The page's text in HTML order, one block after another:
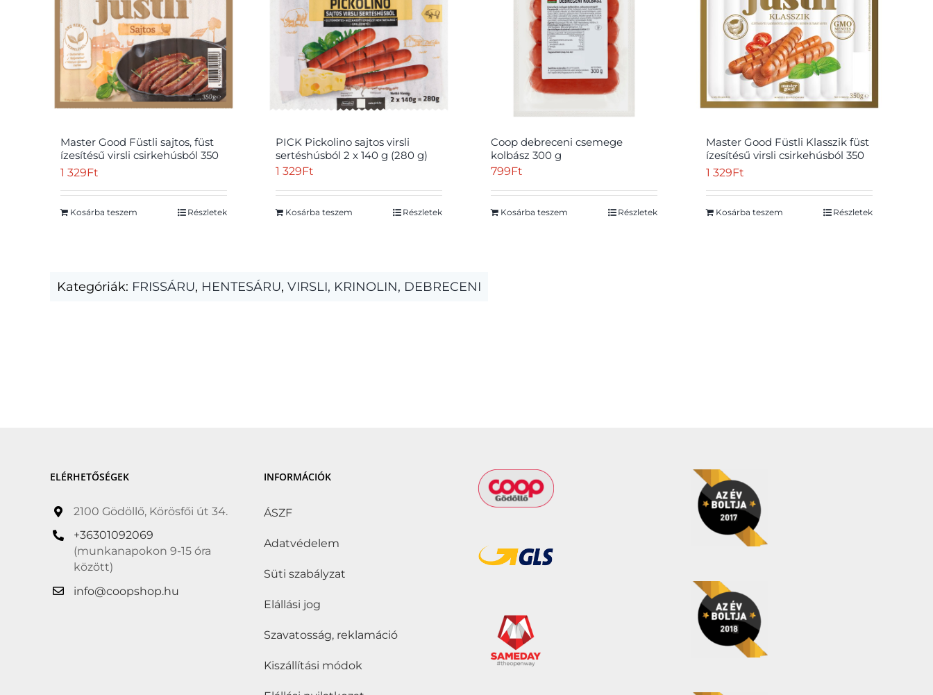
Master Good Füstli sajtos, füst
ízesítésű virsli csirkehúsból 350
g1 329Ft
Kosárba teszem Részletek
PICK Pickolino sajtos virsli
sertéshúsból 2 x 140 g (280 g)
1 329Ft
Kosárba teszem Részletek
Coop debreceni csemege
kolbász 300 g
799Ft
Kosárba teszem Részletek
Master Good Füstli Klasszik füst
ízesítésű virsli csirkehúsból 350
g1 329Ft
Kosárba teszem Részletek
Kategóriák: FRISSÁRU, HENTESÁRU, VIRSLI, KRINOLIN, DEBRECENI
ELÉRHETŐSÉGEK
2100 Gödöllő, Körösfői út 34.
+36301092069
(munkanapokon 9-15 óra
között)
info@coopshop.hu
INFORMÁCIÓK
ÁSZF
Adatvédelem
Süti szabályzat
Elállási jog
Szavatosság, reklamáció
Kiszállítási módok